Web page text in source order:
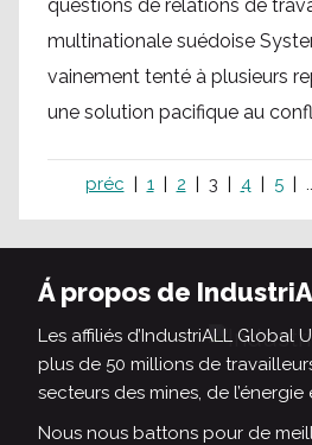
questions de relations de
multinationale suédoise
vainement tenté à plusieurs
une solution pacifique au
préc 1 2 3 4 5
Á propos de
Les affiliés d’IndustriALL Global
plus de 50 millions de
secteurs des mines, de
Nous nous battons pour de